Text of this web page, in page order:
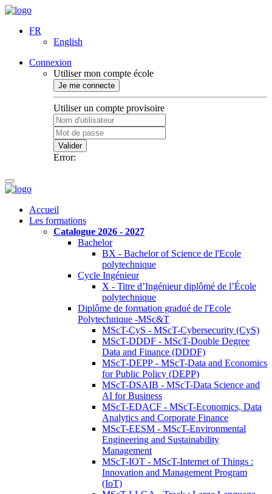
FR
English
Connexion
Utiliser mon compte école
Je me connecte
Utiliser un compte provisoire
Valider
Error:
Accueil
Les formations
Catalogue 2026 - 2027
Bachelor
BX - Bachelor of Science de l'Ecole
polytechnique
Cycle Ingénieur
X - Titre d’Ingénieur diplômé de l’École
polytechnique
Diplôme de formation gradué de l'Ecole
Polytechnique -MSc&T
MScT-CyS - MScT-Cybersecurity (CyS)
MScT-DDDF - MScT-Double Degree
Data and Finance (DDDF)
MScT-DEPP - MScT-Data and Economics
for Public Policy (DEPP)
MScT-DSAIB - MScT-Data Science and
AI for Business
MScT-EDACF - MScT-Economics, Data
Analytics and Corporate Finance
MScT-EESM - MScT-Environmental
Engineering and Sustainability
Management
MScT-IOT - MScT-Internet of Things :
Innovation and Management Program
(IoT)